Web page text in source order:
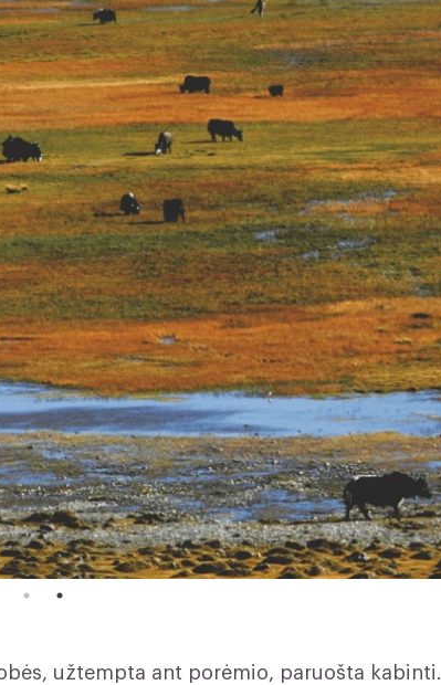
užtempta ant porėmio, paruošta kabinti.